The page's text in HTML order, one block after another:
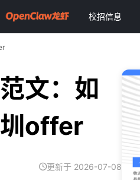
校招信息
文：如
offer
更新于 2026-07-08